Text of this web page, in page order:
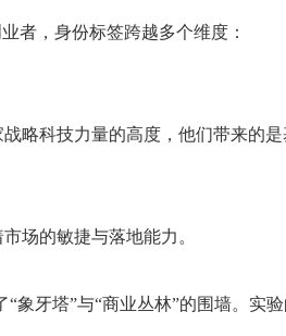
者，身份标签跨越多个维度：
略科技力量的高度，他们带来的
场的敏捷与落地能力。
象牙塔”与“商业丛林”的围墙。实